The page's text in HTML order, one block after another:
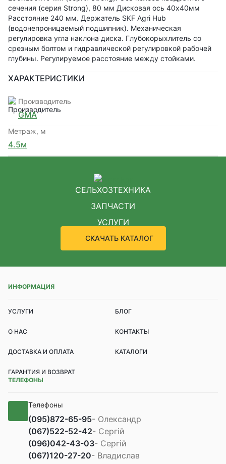
сечения (серия Strong), 80 мм Дисковая ось 40х40мм
Расстояние 240 мм. Держатель SKF Agri Hub
(водонепроницаемый подшипник). Механическая
регулировка угла наклона диска. Глубокорыхлитель со
срезным болтом и гидравлической регулировкой рабочей
глубины. Регулируемое расстояние между стойками.
ХАРАКТЕРИСТИКИ
Производитель
GMA
Метраж, м
4.5м
СЕЛЬХОЗТЕХНИКА
ЗАПЧАСТИ
УСЛУГИ
СКАЧАТЬ КАТАЛОГ
ИНФОРМАЦИЯ
УСЛУГИ БЛОГ
О НАС КОНТАКТЫ
ДОСТАВКА И ОПЛАТА КАТАЛОГИ
ГАРАНТИЯ И ВОЗВРАТ
ТЕЛЕФОНЫ
Телефоны
(095)872-65-95- Олександр
(067)522-52-42- Сергій
(096)042-43-03- Сергій
(067)120-27-20- Владислав